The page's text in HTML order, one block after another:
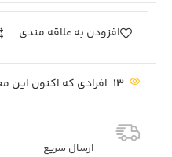
افزودن به علاقه مندی
13 افرادی که اکنون این
ارسال سریع